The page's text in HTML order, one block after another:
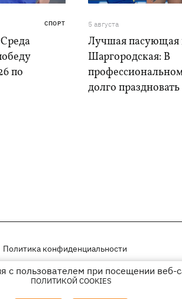
СПОРТ
по
5 августа
Лучшая пасующая
Шаргородская: В
долго
Политика конфиденциальности
пользователем при посещении веб-
ПОЛИТИКОЙ COOKIES